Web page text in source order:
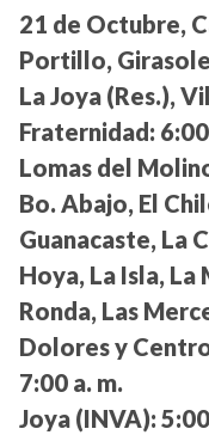
21 de Octubre,
Portillo,
La Joya (Res.),
Fraternidad:
Lomas del
Bo. Abajo, El
Guanacaste, La
Hoya, La Isla, La
Ronda, Las
Dolores y
7:00 a. m.
Joya (INVA):